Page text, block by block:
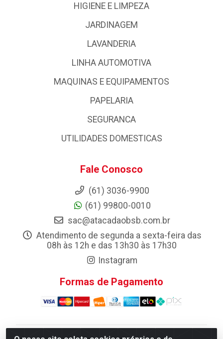
HIGIENE E LIMPEZA
JARDINAGEM
LAVANDERIA
LINHA AUTOMOTIVA
MAQUINAS E EQUIPAMENTOS
PAPELARIA
SEGURANCA
UTILIDADES DOMESTICAS
Fale Conosco
(61) 3036-9900
(61) 99800-0010
sac@atacadaobsb.com.br
Atendimento de segunda a sexta-feira das
08h às 12h e das 13h30 às 17h30
Instagram
Formas de Pagamento